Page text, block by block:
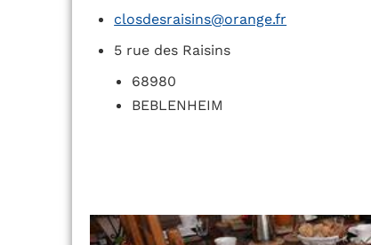
closdesraisins@orange.fr
5 rue des Raisins
68980
BEBLENHEIM